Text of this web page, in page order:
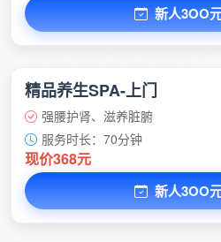
新人3OO
精品养生SPA-上门
强腰护肾、滋养脏腑
服务时长：70分钟
现价368元
新人3OO